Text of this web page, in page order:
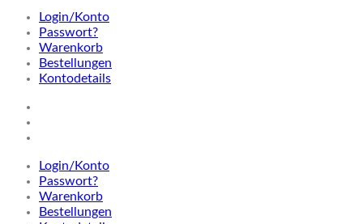
Login/Konto
Passwort?
Warenkorb
Bestellungen
Kontodetails
Login/Konto
Passwort?
Warenkorb
Bestellungen